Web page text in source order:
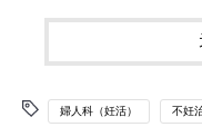
婦人科（妊活） 不妊